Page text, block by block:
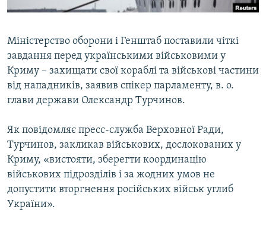
УКРАЇНСЬКА ПРОБЛЕМА КРИМУ
Усі сайти RFE/RL
Міністерство оборони і Генштаб поставили чіткі
завдання перед українськими військовими у
Криму – захищати свої кораблі та військові частини
від нападників, заявив спікер парламенту, в. о.
глави держави Олександр Турчинов.
Як повідомляє пресс-служба Верховної Ради,
Турчинов, закликав військових, дослокованих у
Криму, «вистояти, зберегти координацію
військових підрозділів і за жодних умов не
допустити вторгнення російських військ углиб
України».